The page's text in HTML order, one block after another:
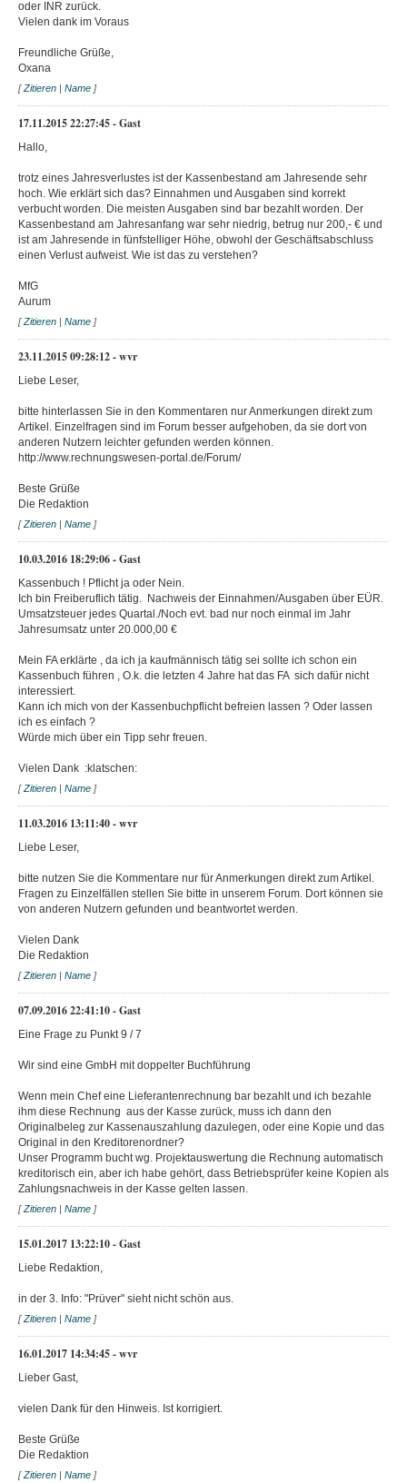
oder INR zurück.
Vielen dank im Voraus
Freundliche Grüße,
Oxana
[Zitieren | Name ]
17.11.2015 22:27:45 - Gast
Hallo,
trotz eines Jahresverlustes ist der Kassenbestand am Jahresende sehr
hoch. Wie erklärt sich das? Einnahmen und Ausgaben sind korrekt
verbucht worden. Die meisten Ausgaben sind bar bezahlt worden. Der
Kassenbestand am Jahresanfang war sehr niedrig, betrug nur 200,- € und
ist am Jahresende in fünfstelliger Höhe, obwohl der Geschäftsabschluss
einen Verlust aufweist. Wie ist das zu verstehen?
MfG
Aurum
[Zitieren | Name ]
23.11.2015 09:28:12 - wvr
Liebe Leser,
bitte hinterlassen Sie in den Kommentaren nur Anmerkungen direkt zum
Artikel. Einzelfragen sind im Forum besser aufgehoben, da sie dort von
anderen Nutzern leichter gefunden werden können.
http://www.rechnungswesen-portal.de/Forum/
Beste Grüße
Die Redaktion
[Zitieren | Name ]
10.03.2016 18:29:06 - Gast
Kassenbuch ! Pflicht ja oder Nein.
Ich bin Freiberuflich tätig. Nachweis der Einnahmen/Ausgaben über EÜR.
Umsatzsteuer jedes Quartal./Noch evt. bad nur noch einmal im Jahr
Jahresumsatz unter 20.000,00 €
Mein FA erklärte , da ich ja kaufmännisch tätig sei sollte ich schon ein
Kassenbuch führen , O.k. die letzten 4 Jahre hat das FA sich dafür nicht
interessiert.
Kann ich mich von der Kassenbuchpflicht befreien lassen ? Oder lassen
ich es einfach ?
Würde mich über ein Tipp sehr freuen.
Vielen Dank :klatschen:
[Zitieren | Name ]
11.03.2016 13:11:40 - wvr
Liebe Leser,
bitte nutzen Sie die Kommentare nur für Anmerkungen direkt zum Artikel.
Fragen zu Einzelfällen stellen Sie bitte in unserem Forum. Dort können sie
von anderen Nutzern gefunden und beantwortet werden.
Vielen Dank
Die Redaktion
[Zitieren | Name ]
07.09.2016 22:41:10 - Gast
Eine Frage zu Punkt 9 / 7
Wir sind eine GmbH mit doppelter Buchführung
Wenn mein Chef eine Lieferantenrechnung bar bezahlt und ich bezahle
ihm diese Rechnung aus der Kasse zurück, muss ich dann den
Originalbeleg zur Kassenauszahlung dazulegen, oder eine Kopie und das
Original in den Kreditorenordner?
Unser Programm bucht wg. Projektauswertung die Rechnung automatisch
kreditorisch ein, aber ich habe gehört, dass Betriebsprüfer keine Kopien als
Zahlungsnachweis in der Kasse gelten lassen.
[Zitieren | Name ]
15.01.2017 13:22:10 - Gast
Liebe Redaktion,
in der 3. Info: "Prüver" sieht nicht schön aus.
[Zitieren | Name ]
16.01.2017 14:34:45 - wvr
Lieber Gast,
vielen Dank für den Hinweis. Ist korrigiert.
Beste Grüße
Die Redaktion
[Zitieren | Name ]